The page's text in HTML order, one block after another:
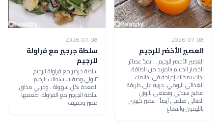
2026-07-08
العصير الأخضر للرجيم
العصير الأخضر للرجيم ... تمدّ عصائر
الخضار الجسم بالمزيد من الطاقة،
لذلك يمكنك إدراجه في نظامك
الغذائي اليومي، جربيه على طريقة
مطبخ سيدتي وتمتعي بالوزن
المثالي تعلمي أيضاً: عصير كيوي
بالليمون والنعناع
2026-07-08
سلطة جرجير مع فراولة
للرجيم
سلطة جرجير مع فراولة للرجيم ..
تناولي وصفات سلطات الرجيم
المعدة بكل سهولة ، وجربي مذاق
سلطة الجرجير مع الفراولة، طعمها
مميز وخفيف